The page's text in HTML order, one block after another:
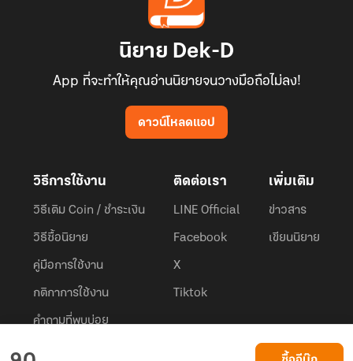
นิยาย Dek-D
App ที่จะทำให้คุณอ่านนิยายจนวางมือถือไม่ลง!
ดาวน์โหลดแอป
วิธีการใช้งาน
วิธีเติม Coin / ชำระเงิน
วิธีซื้อนิยาย
คู่มือการใช้งาน
กติกาการใช้งาน
คำถามที่พบบ่อย
ติดต่อเรา
LINE Official
Facebook
X
Tiktok
เพิ่มเติม
ข่าวสาร
เขียนนิยาย
Dek-D.com ใช้คุกกี้เพื่อพัฒนาประสบการณ์ของ ผู้ใช้ให้ดียิ่งขึ้น